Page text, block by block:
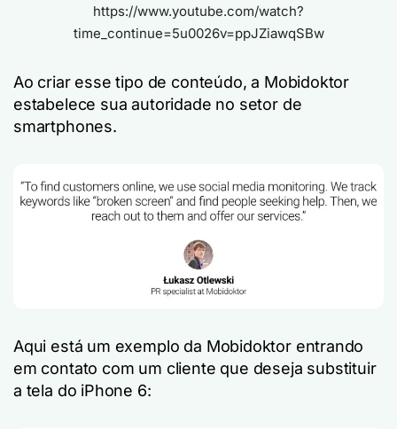
https://www.youtube.com/watch?
time_continue=5u0026v=ppJZiawqSBw
Ao criar esse tipo de conteúdo, a Mobidoktor
estabelece sua autoridade no setor de
smartphones.
Aqui está um exemplo da Mobidoktor entrando
em contato com um cliente que deseja substituir
a tela do iPhone 6: